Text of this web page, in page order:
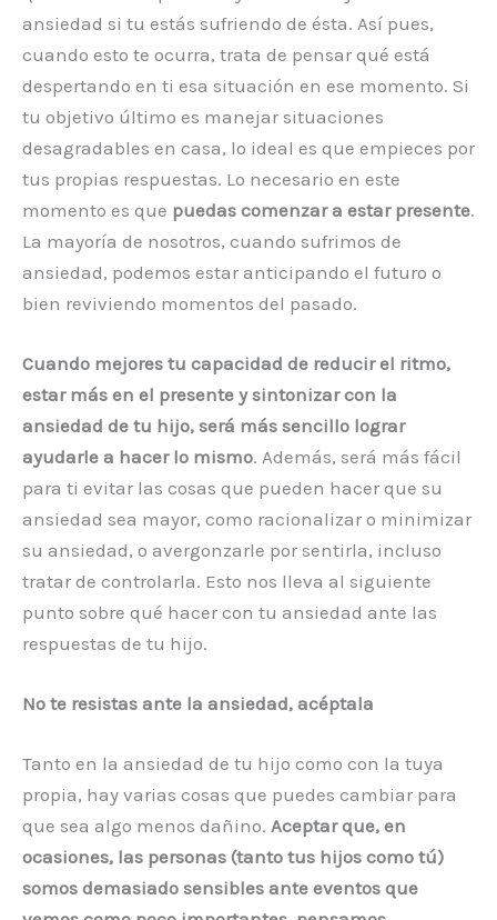
ansiedad si tu estás sufriendo de ésta. Así pues,
cuando esto te ocurra, trata de pensar qué está
despertando en ti esa situación en ese momento. Si
tu objetivo último es manejar situaciones
desagradables en casa, lo ideal es que empieces por
tus propias respuestas. Lo necesario en este
momento es que puedas comenzar a estar presente.
La mayoría de nosotros, cuando sufrimos de
ansiedad, podemos estar anticipando el futuro o
bien reviviendo momentos del pasado.
Cuando mejores tu capacidad de reducir el ritmo,
estar más en el presente y sintonizar con la
ansiedad de tu hijo, será más sencillo lograr
ayudarle a hacer lo mismo. Además, será más fácil
para ti evitar las cosas que pueden hacer que su
ansiedad sea mayor, como racionalizar o minimizar
su ansiedad, o avergonzarle por sentirla, incluso
tratar de controlarla. Esto nos lleva al siguiente
punto sobre qué hacer con tu ansiedad ante las
respuestas de tu hijo.
No te resistas ante la ansiedad, acéptala
Tanto en la ansiedad de tu hijo como con la tuya
propia, hay varias cosas que puedes cambiar para
que sea algo menos dañino. Aceptar que, en
ocasiones, las personas (tanto tus hijos como tú)
somos demasiado sensibles ante eventos que